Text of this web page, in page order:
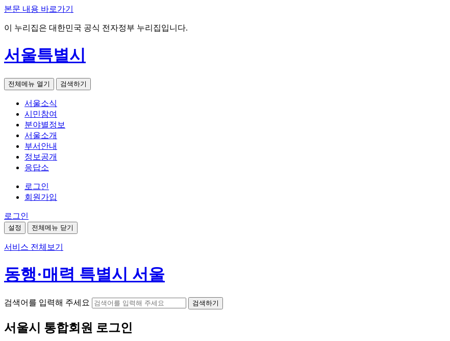
본문 내용 바로가기
이 누리집은 대한민국 공식 전자정부 누리집입니다.
서울특별시
전체메뉴 열기 검색하기
서울소식
시민참여
분야별정보
서울소개
부서안내
정보공개
응답소
로그인
회원가입
로그인
설정 전체메뉴 닫기
서비스 전체보기
동행·매력 특별시 서울
검색어를 입력해 주세요 검색하기
서울시 통합회원 로그인